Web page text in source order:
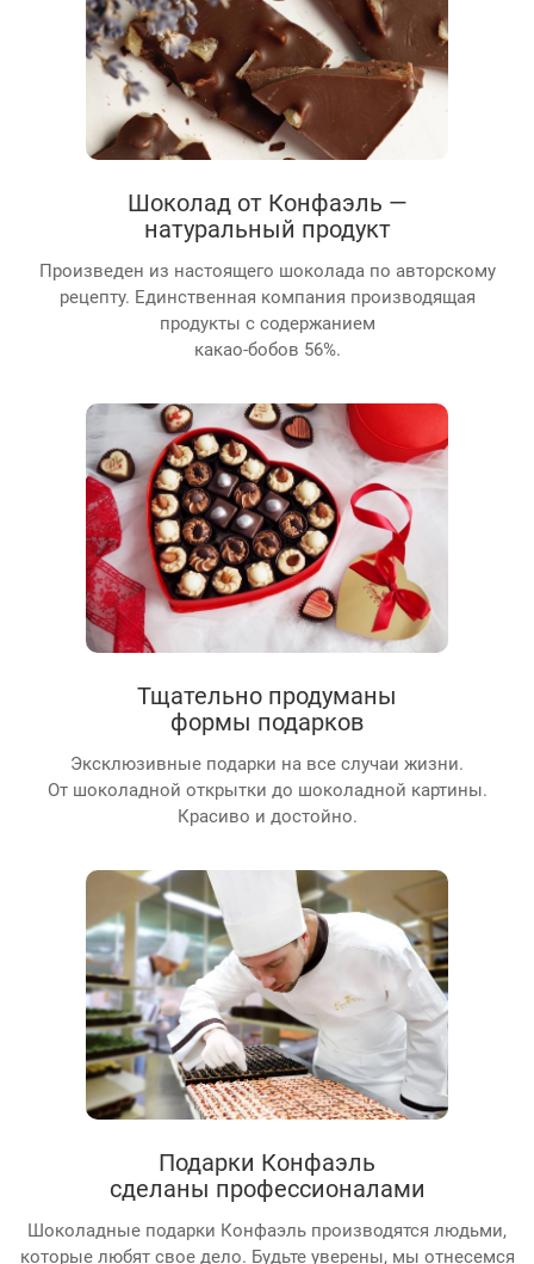
Шоколад от Конфаэль —
натуральный продукт
Произведен из настоящего шоколада по авторскому
рецепту. Единственная компания производящая
продукты с содержанием
какао-бобов 56%.
Тщательно продуманы
формы подарков
Эксклюзивные подарки на все случаи жизни.
От шоколадной открытки до шоколадной картины.
Красиво и достойно.
Подарки Конфаэль
сделаны профессионалами
Шоколадные подарки Конфаэль производятся людьми,
которые любят свое дело. Будьте уверены, мы отнесемся